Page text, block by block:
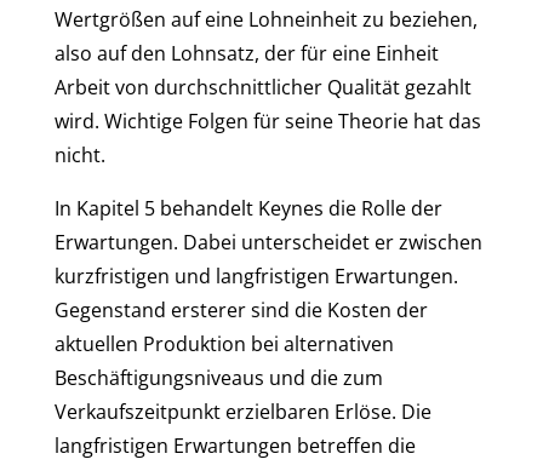
Wertgrößen auf eine Lohneinheit zu beziehen,
also auf den Lohnsatz, der für eine Einheit
Arbeit von durchschnittlicher Qualität gezahlt
wird. Wichtige Folgen für seine Theorie hat das
nicht.
In Kapitel 5 behandelt Keynes die Rolle der
Erwartungen. Dabei unterscheidet er zwischen
kurzfristigen und langfristigen Erwartungen.
Gegenstand ersterer sind die Kosten der
aktuellen Produktion bei alternativen
Beschäftigungsniveaus und die zum
Verkaufszeitpunkt erzielbaren Erlöse. Die
langfristigen Erwartungen betreffen die